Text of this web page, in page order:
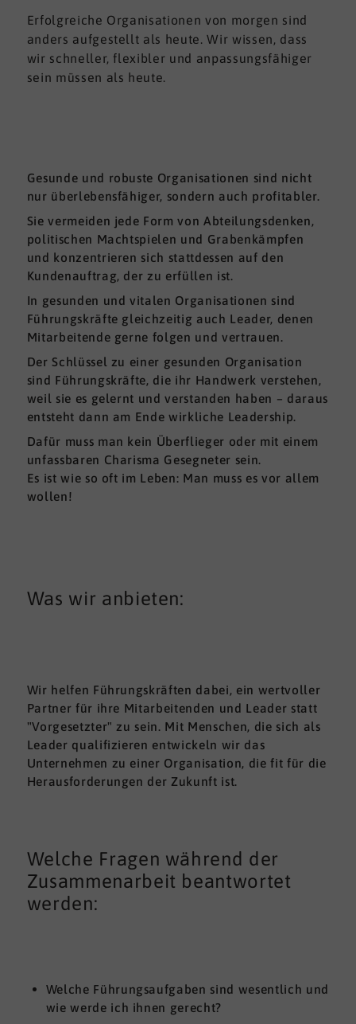
Erfolgreiche Organisationen von morgen sind
anders aufgestellt als heute. Wir wissen, dass
wir schneller, flexibler und anpassungsfähiger
sein müssen als heute.
Gesunde und robuste Organisationen sind nicht
nur überlebensfähiger, sondern auch profitabler.
Sie vermeiden jede Form von Abteilungsdenken,
politischen Machtspielen und Grabenkämpfen
und konzentrieren sich stattdessen auf den
Kundenauftrag, der zu erfüllen ist.
In gesunden und vitalen Organisationen sind
Führungskräfte gleichzeitig auch Leader, denen
Mitarbeitende gerne folgen und vertrauen.
Der Schlüssel zu einer gesunden Organisation
sind Führungskräfte, die ihr Handwerk verstehen,
weil sie es gelernt und verstanden haben – daraus
entsteht dann am Ende wirkliche Leadership.
Dafür muss man kein Überflieger oder mit einem
unfassbaren Charisma Gesegneter sein.
Es ist wie so oft im Leben: Man muss es vor allem
wollen!
Was wir anbieten:
Wir helfen Führungskräften dabei, ein wertvoller
Partner für ihre Mitarbeitenden und Leader statt
"Vorgesetzter" zu sein. Mit Menschen, die sich als
Leader qualifizieren entwickeln wir das
Unternehmen zu einer Organisation, die fit für die
Herausforderungen der Zukunft ist.
Welche Fragen während der
Zusammenarbeit beantwortet
werden:
Welche Führungsaufgaben sind wesentlich und
wie werde ich ihnen gerecht?